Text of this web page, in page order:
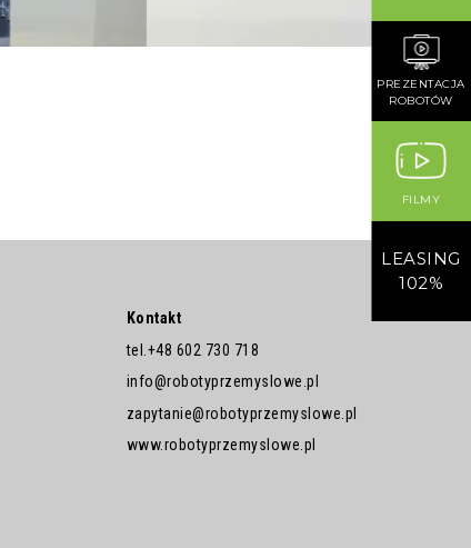
Kontakt
tel. +48 602 730 718
info@robotyprzemyslowe.pl
zapytanie@robotyprzemyslowe.pl
www.robotyprzemyslowe.pl
PREZENTACJA
ROBOTÓW
FILMY
LEASING
102%